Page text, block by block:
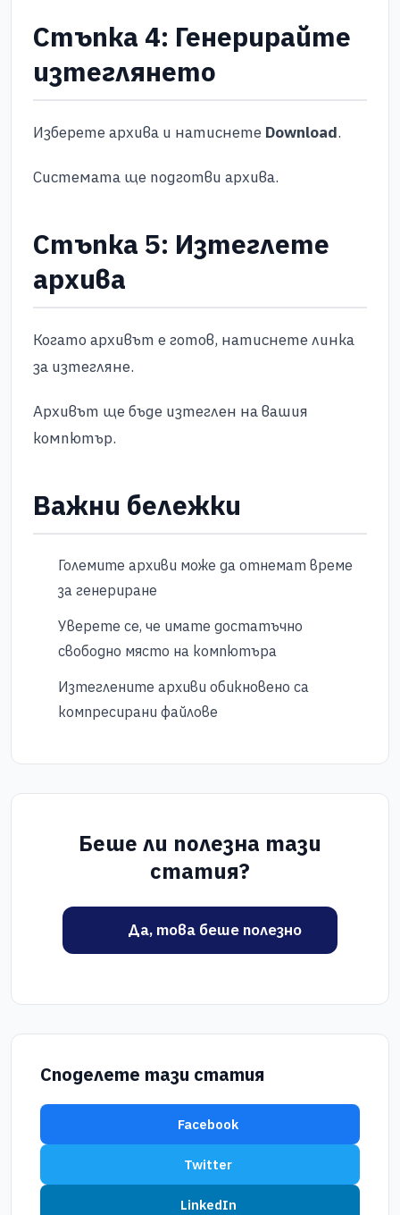
Стъпка 4: Генерирайте
изтеглянето
Изберете архива и натиснете Download.
Системата ще подготви архива.
Стъпка 5: Изтеглете
архива
Когато архивът е готов, натиснете линка
за изтегляне.
Архивът ще бъде изтеглен на вашия
компютър.
Важни бележки
Големите архиви може да отнемат време
за генериране
Уверете се, че имате достатъчно
свободно място на компютъра
Изтеглените архиви обикновено са
компресирани файлове
Беше ли полезна тази
статия?
Да, това беше полезно
Споделете тази статия
Facebook
Twitter
LinkedIn